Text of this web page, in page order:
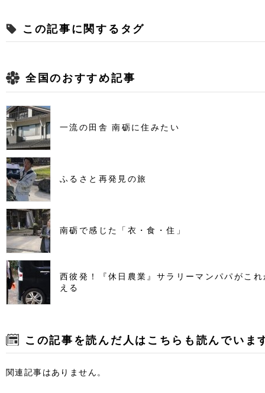
この記事に関するタグ
全国のおすすめ記事
一流の田舎 南砺に住みたい
ふるさと再発見の旅
南砺で感じた「衣・食・住」
西彼発！『休日農業』サラリーマンパパがこ
える
この記事を読んだ人はこちらも読んでいま
関連記事はありません。